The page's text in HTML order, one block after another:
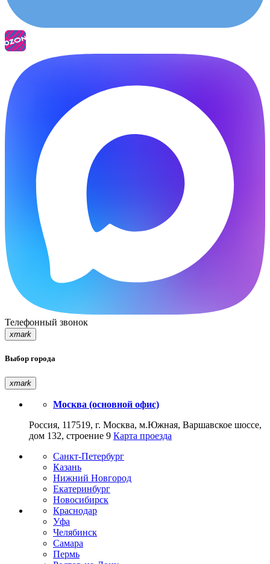
Телефонный звонок
xmark
Выбор города
xmark
Москва (основной офис)
Россия, 117519, г. Москва, м.Южная, Варшавское шоссе,
дом 132, строение 9 Карта проезда
Санкт-Петербург
Казань
Нижний Новгород
Екатеринбург
Новосибирск
Краснодар
Уфа
Челябинск
Самара
Пермь